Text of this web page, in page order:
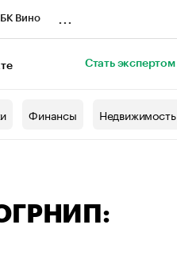
Вино
Стать экспертом
Финансы Недвижимость